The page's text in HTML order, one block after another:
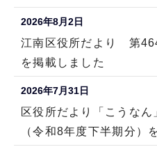
2026年8月2日
江南区役所だより 第
を掲載しました
2026年7月31日
区役所だより「こうな
（令和8年度下半期分）